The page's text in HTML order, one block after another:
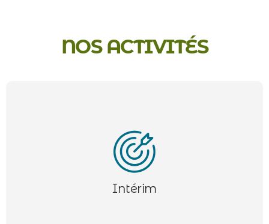
NOS ACTIVITÉS
Intérim
Nous accompagnons nos clients dans le recrutement
en CDD et CDI. De l’étude de poste à la proposition de
candidats qualifiés, nos équipes travaillent pour